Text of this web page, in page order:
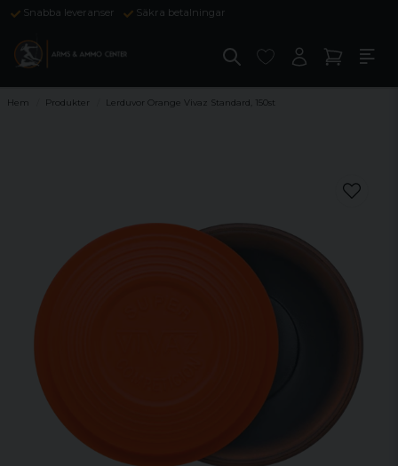
Snabba leveranser Säkra betalningar
Hem Produkter Lerduvor Orange Vivaz Standard, 150st